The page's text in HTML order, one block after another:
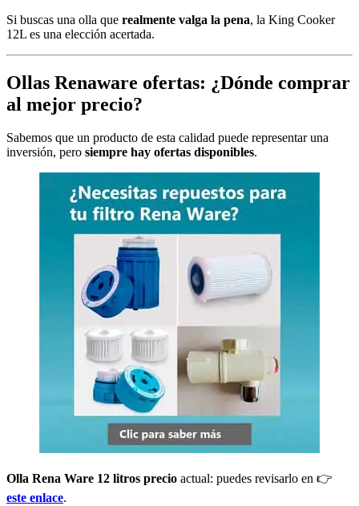
Si buscas una olla que realmente valga la pena, la King Cooker
12L es una elección acertada.
Ollas Renaware ofertas: ¿Dónde comprar
al mejor precio?
Sabemos que un producto de esta calidad puede representar una
inversión, pero siempre hay ofertas disponibles.
Olla Rena Ware 12 litros precio actual: puedes revisarlo en 👉
este enlace.